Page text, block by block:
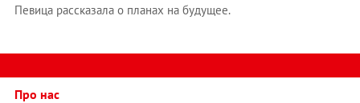
Певица рассказала о планах на будущее.
Про нас